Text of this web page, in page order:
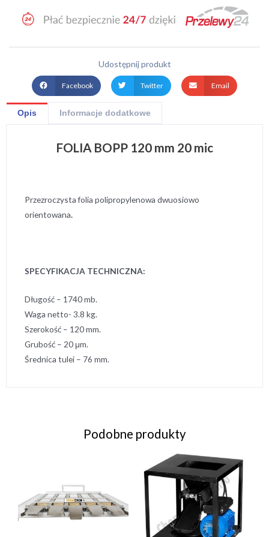
Udostępnij produkt
Facebook Twitter Email
Opis Informacje dodatkowe
FOLIA BOPP 120 mm 20 mic
Przezroczysta folia polipropylenowa dwuosiowo
orientowana.
SPECYFIKACJA TECHNICZNA:
Długość – 1740 mb.
Waga netto- 3.8 kg.
Szerokość – 120 mm.
Grubość – 20 μm.
Średnica tulei – 76 mm.
Podobne produkty